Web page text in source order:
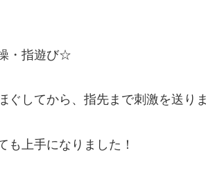
・指遊び☆
ぐしてから、指先まで刺激を送り
も上手になりました！